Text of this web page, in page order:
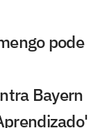
pode
Bayern